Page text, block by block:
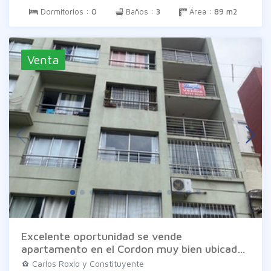
Dormitorios : 0 Baños : 3 Área :89 m2
Venta
Excelente oportunidad se vende
apartamento en el Cordon muy bien ubicado
con todos los servicios. Consta de 2
Carlos Roxlo y Constituyente